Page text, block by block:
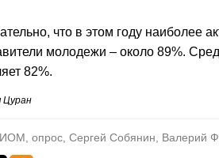
что в этом году наиболее
молодежи – около 89%.
82%.
Цуран
опрос, Сергей Собянин, Валерий